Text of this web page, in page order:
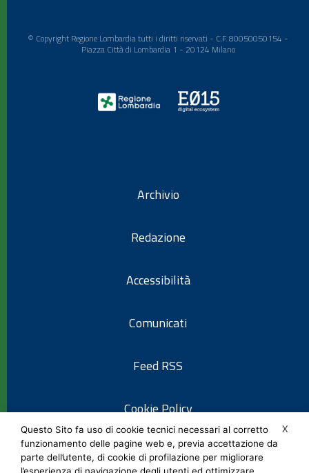
© Copyright Regione Lombardia tutti i diritti riservati - C.F. 80050050154 -
Piazza Città di Lombardia 1 - 20124 Milano
Archivio
Redazione
Accessibilità
Comunicati
Feed RSS
Cookie Policy
Informativa privacy
X
Questo Sito fa uso di cookie tecnici necessari al corretto
funzionamento delle pagine web e, previa accettazione da
parte dell’utente, di cookie di profilazione per migliorare